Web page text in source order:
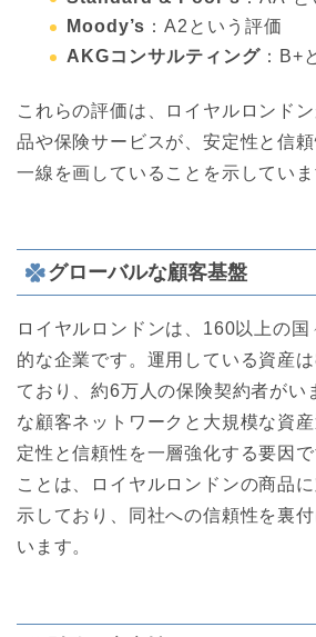
Moody’s ：A2という評価
AKGコンサルティング ：B+
これらの評価は、ロイヤルロンド
品や保険サービスが、安定性と信
一線を画していることを示していま
グローバルな顧客基盤
ロイヤルロンドンは、160以上の
的な企業です。運用している資産
ており、約6万人の保険契約者がい
な顧客ネットワークと大規模な資
定性と信頼性を一層強化する要因
ことは、ロイヤルロンドンの商品
示しており、同社への信頼性を裏
います。